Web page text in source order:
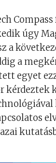
úgy
a
a
egyet
kérdeztek